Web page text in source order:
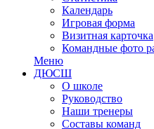
Календарь
Игровая форма
Визитная карточка
Командные фото
Меню
ДЮСШ
О школе
Руководство
Наши тренеры
Составы команд